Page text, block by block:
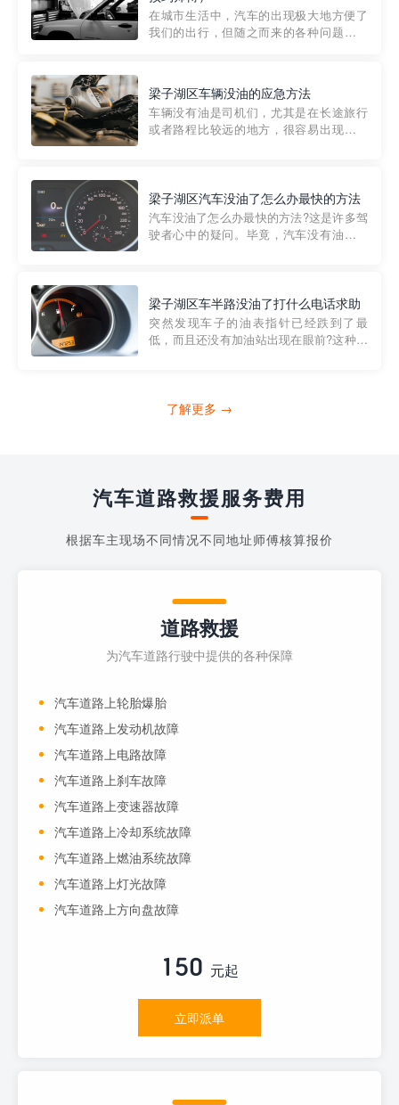
在城市生活中，汽车的出现极大地方便了
我们的出行，但随之而来的各种问题也让
紧急情况下，我们需要一种高效可靠的救
援方式。而这时，地库救援专...
梁子湖区车辆没油的应急方法
车辆没有油是司机们，尤其是在长途旅行
或者路程比较远的地方，很容易出现这种
的送油师傅，解决没油的紧急情况。 首
先，让我们来了解一下穿...
梁子湖区汽车没油了怎么办最快的方法
汽车没油了怎么办最快的方法?这是许多驾
驶者心中的疑问。毕竟，汽车没有油就无
越者小程序是一款专门解决汽车没油问题
的在线服务平台。通过...
梁子湖区车半路没油了打什么电话求助
突然发现车子的油表指针已经跌到了最
低，而且还没有加油站出现在眼前?这种情
打4006363122请求送油人员来帮助你。
了解更多 →
汽车道路救援服务费用
根据车主现场不同情况不同地址师傅核算报价
道路救援
为汽车道路行驶中提供的各种保障
汽车道路上轮胎爆胎
汽车道路上发动机故障
汽车道路上电路故障
汽车道路上刹车故障
汽车道路上变速器故障
汽车道路上冷却系统故障
汽车道路上燃油系统故障
汽车道路上灯光故障
汽车道路上方向盘故障
150 元起
立即派单